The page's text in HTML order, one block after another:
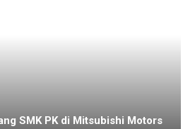
SMK PK di Mitsubishi Motors